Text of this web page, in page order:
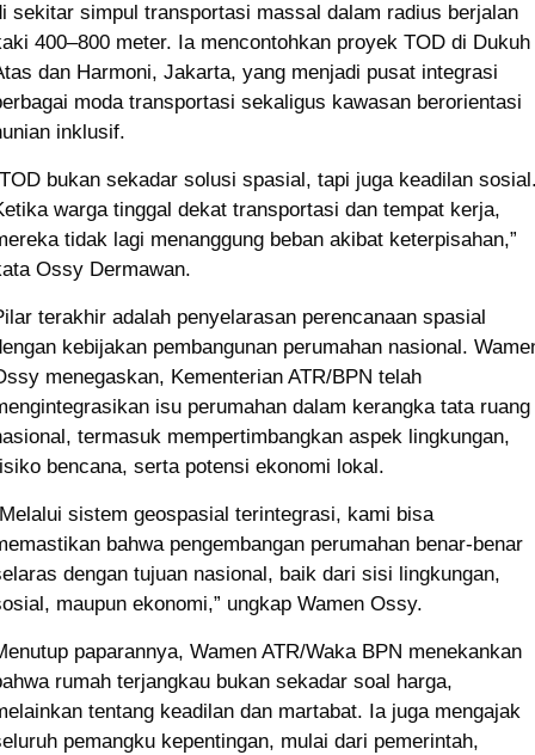
sekitar simpul transportasi massal dalam radius berjalan
400–800 meter. Ia mencontohkan proyek TOD di Dukuh
dan Harmoni, Jakarta, yang menjadi pusat integrasi
moda transportasi sekaligus kawasan berorientasi
inklusif.
bukan sekadar solusi spasial, tapi juga keadilan
warga tinggal dekat transportasi dan tempat kerja,
tidak lagi menanggung beban akibat keterpisahan,”
Ossy Dermawan.
terakhir adalah penyelarasan perencanaan spasial
kebijakan pembangunan perumahan nasional.
menegaskan, Kementerian ATR/BPN telah
isu perumahan dalam kerangka tata ruang
termasuk mempertimbangkan aspek lingkungan,
bencana, serta potensi ekonomi lokal.
sistem geospasial terintegrasi, kami bisa
bahwa pengembangan perumahan benar-benar
dengan tujuan nasional, baik dari sisi lingkungan,
maupun ekonomi,” ungkap Wamen Ossy.
paparannya, Wamen ATR/Waka BPN menekankan
rumah terjangkau bukan sekadar soal harga,
tentang keadilan dan martabat. Ia juga mengajak
pemangku kepentingan, mulai dari pemerintah,